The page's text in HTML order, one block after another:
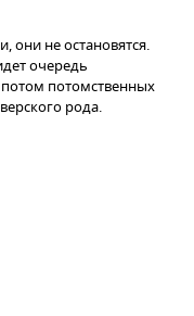
не остановятся.
очередь
потомственных
рода.